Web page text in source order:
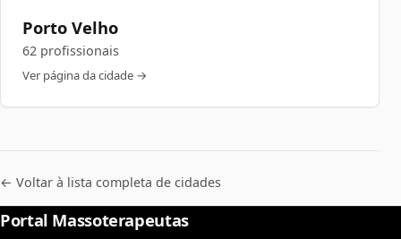
Porto Velho
62 profissionais
Ver página da cidade →
← Voltar à lista completa de cidades
Portal Massoterapeutas